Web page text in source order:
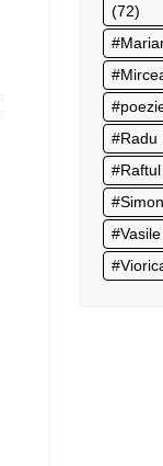
(72)
Radu